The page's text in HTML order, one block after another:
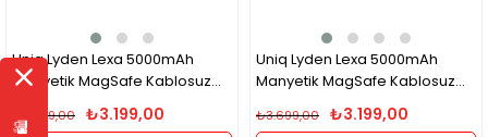
Uniq Lyden Lexa 5000mAh
Manyetik MagSafe Kablosuz
Powerbank PD Type-C – Yeşil
₺3.199,00
₺3.699,00
Uniq Lyden Lexa 5000mAh
Manyetik MagSafe Kablosuz
Powerbank PD Type-C – Siyah
₺3.199,00
₺3.699,00